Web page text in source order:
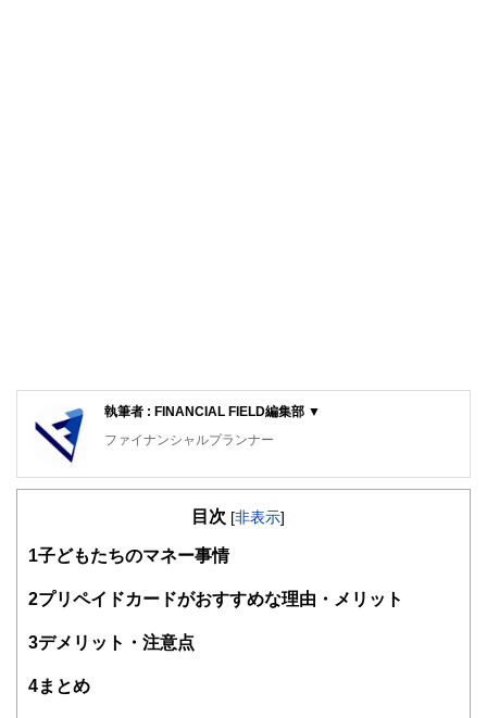
執筆者 : FINANCIAL FIELD編集部 ▼
ファイナンシャルプランナー
FinancialField編集部は、金融、経済に関する記事を、日々
知識がない方でも理解できるようわかりやすく発信していま
得者を中心に「お金や暮らし」に関する書籍・雑誌の編集経
験者で構成され、企画立案から記事掲載まですべての工程に
目次 [非表示]
1子どもたちのマネー事情
2プリペイドカードがおすすめな理由・メリット
3デメリット・注意点
4まとめ